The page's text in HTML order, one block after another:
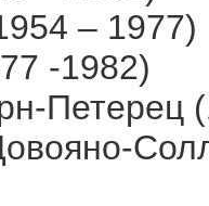
– 1977)
-1982)
Петерец